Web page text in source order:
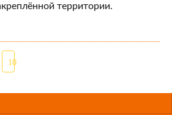
территории.
10